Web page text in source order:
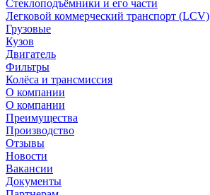
Стеклоподъёмники и его части
Легковой коммерческий транспорт (LCV)
Грузовые
Кузов
Двигатель
Фильтры
Колёса и трансмиссия
О компании
О компании
Преимущества
Производство
Отзывы
Новости
Вакансии
Документы